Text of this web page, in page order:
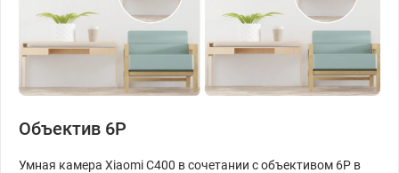
Объектив 6P
Умная камера Xiaomi C400 в сочетании с объективом 6Р в